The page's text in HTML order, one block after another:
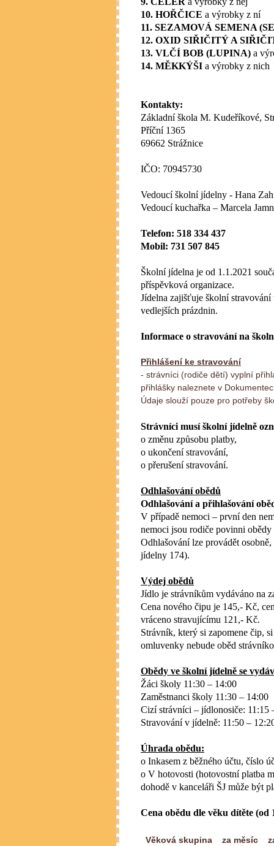
10. HOŘČICE a výrobky z ní
11. SEZAMOVÁ SEMENA
12. OXID SIŘIČITÝ A
13. VLČÍ BOB (LUPINA) a
14. MĚKKÝŠI a výrobky z nich
Kontakty:
Základní škola M. Kudeříkové,
Příční 1365
69662 Strážnice
IČO: 70945730
Vedoucí školní jídelny - Hana
Vedoucí kuchařka – Marcela
Telefon: 518 334 437
Mobil: 731 507 845
Školní jídelna je od 1.1.2021
příspěvková organizace.
Jídelna zajišťuje školní
vedlejších prázdnin.
Informace o stravování na
Přihlášení ke stravování
- strávníci (rodiče dětí) vyplní
přihlášky naleznete v
Údaje slouží pouze pro potřeby
Strávníci musí školní jídelně
o změnu způsobu platby,
o ukončení stravování,
o přerušení stravování.
Odhlašování obědů
Odhlašování a přihlašování
V případě nemoci – první den
nemoci jsou rodiče povinni
Odhlašování lze provádět
jídelny 174).
Výdej obědů
Jídlo je strávníkům vydáváno na
Cena nového čipu je 145,- Kč,
vráceno stravujícímu 121,- Kč.
Strávník, který si zapomene čip,
omluvenky nebude oběd
Obědy ve školní jídelně se
Žáci školy 11:30 – 14:00
Zaměstnanci školy 11:30 – 14:00
Cizí strávníci – jídlonosiče: 11:15
Stravování v jídelně: 11:50 –
Úhrada obědu:
o Inkasem z běžného účtu, číslo
o V hotovosti (hotovostní platba
dohodě v kanceláři ŠJ může být
Cena obědu dle věku dítěte (od
Věková skupina za měsíc